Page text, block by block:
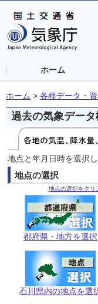
ホーム
ホーム > 各種データ・
過去の気象データ
地点と年月日時を選択
地点の選択
地点の選択をクリ
都府県・地方を選択
石川県内の地点を選